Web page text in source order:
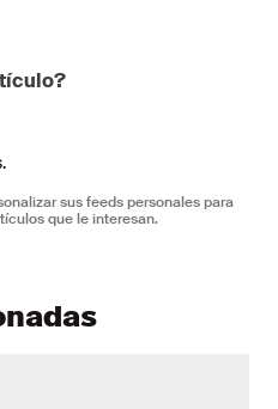
sus feeds personales para
que le interesan.